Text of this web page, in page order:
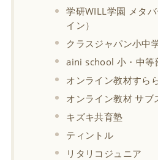
学研WILL学園 メタ
イン）
クラスジャパン小中
aini school 小・中等
オンライン教材すら
オンライン教材 サブ
キズキ共育塾
ティントル
リタリコジュニア